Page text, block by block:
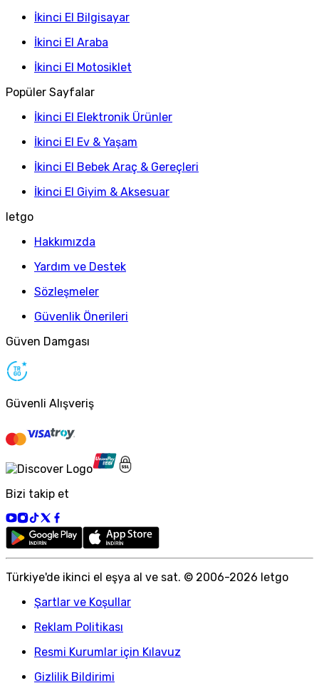
İkinci El Bilgisayar
İkinci El Araba
İkinci El Motosiklet
Popüler Sayfalar
İkinci El Elektronik Ürünler
İkinci El Ev & Yaşam
İkinci El Bebek Araç & Gereçleri
İkinci El Giyim & Aksesuar
letgo
Hakkımızda
Yardım ve Destek
Sözleşmeler
Güvenlik Önerileri
Güven Damgası
Güvenli Alışveriş
Bizi takip et
Türkiye'de ikinci el eşya al ve sat. © 2006-2026 letgo
Şartlar ve Koşullar
Reklam Politikası
Resmi Kurumlar için Kılavuz
Gizlilik Bildirimi